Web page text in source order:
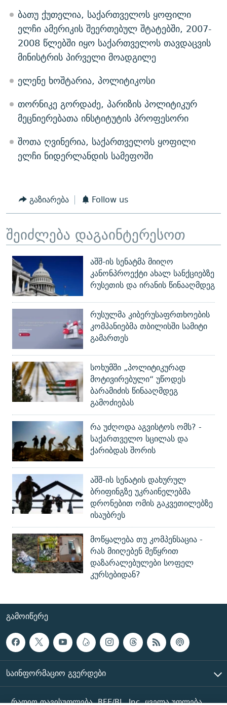
ბათუ ქუთელია, საქართველოს ყოფილი
ელჩი ამერიკის შეერთებულ შტატებში, 2007-
2008 წლებში იყო საქართველოს თავდაცვის
მინისტრის პირველი მოადგილე
ელენე ხოშტარია, პოლიტიკოსი
თორნიკე გორდაძე, პარიზის პოლიტიკურ
მეცნიერებათა ინსტიტუტის პროფესორი
შოთა ღვინერია, საქართველოს ყოფილი
ელჩი ნიდერლანდის სამეფოში
გაზიარება Follow us
შეიძლება დაგაინტერესოთ
აშშ-ის სენატმა მიიღო
კანონპროექტი ახალ სანქციებზე
რუსეთის და ირანის წინააღმდეგ
რუსულმა კიბერუსაფრთხოების
კომპანიებმა თბილისში სამიტი
გამართეს
სოხუმში „პოლიტიკურად
მოტივირებული“ უწოდეს
ბარამიძის წინააღმდეგ
გამოძიებას
რა უძღოდა აგვისტოს ომს? -
საქართველო სცილას და
ქარიბდას შორის
აშშ-ის სენატის დახურულ
ბრიფინგზე უკრაინელებმა
დრონებით ომის გაკვეთილებზე
ისაუბრეს
მოწყალება თუ კომპენსაცია -
რას მიიღებენ მეწყრით
დაზარალებულები სოფელ
კურსებიდან?
ᲒᲐᲛᲝᲘᲬᲔᲠᲔ
ᲡᲐᲘᲜᲤᲝᲠᲛᲐᲪᲘᲝ ᲒᲕᲔᲠᲓᲔᲑᲘ
რადიო თავისუფლება, RFE/RL, Inc. ყველა უფლება